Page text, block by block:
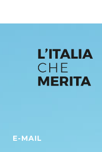
E-MAIL